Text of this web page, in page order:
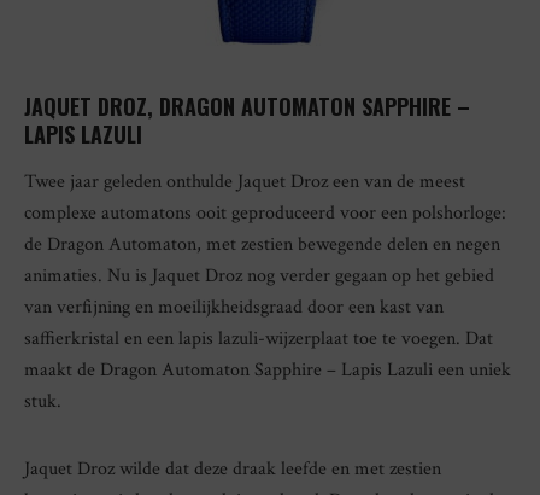
JAQUET DROZ, DRAGON AUTOMATON SAPPHIRE –
LAPIS LAZULI
Twee jaar geleden onthulde Jaquet Droz een van de meest
complexe automatons ooit geproduceerd voor een polshorloge:
de Dragon Automaton, met zestien bewegende delen en negen
animaties. Nu is Jaquet Droz nog verder gegaan op het gebied
van verfijning en moeilijkheidsgraad door een kast van
saffierkristal en een lapis lazuli-wijzerplaat toe te voegen. Dat
maakt de Dragon Automaton Sapphire – Lapis Lazuli een uniek
stuk.
Jaquet Droz wilde dat deze draak leefde en met zestien